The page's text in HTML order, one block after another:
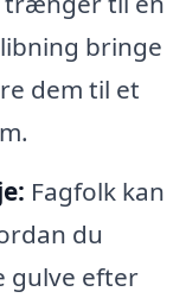
bringe
dem til et
Fagfolk kan
du
gulve efter